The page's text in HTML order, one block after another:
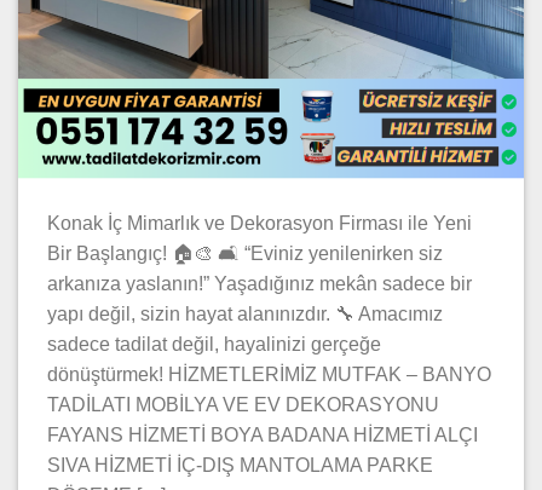
Konak İç Mimarlık ve Dekorasyon Firması ile Yeni
Bir Başlangıç! 🏠🎨 🛋️ “Eviniz yenilenirken siz
arkanıza yaslanın!” Yaşadığınız mekân sadece bir
yapı değil, sizin hayat alanınızdır. 🔧 Amacımız
sadece tadilat değil, hayalinizi gerçeğe
dönüştürmek! HİZMETLERİMİZ MUTFAK – BANYO
TADİLATI MOBİLYA VE EV DEKORASYONU
FAYANS HİZMETİ BOYA BADANA HİZMETİ ALÇI
SIVA HİZMETİ İÇ-DIŞ MANTOLAMA PARKE